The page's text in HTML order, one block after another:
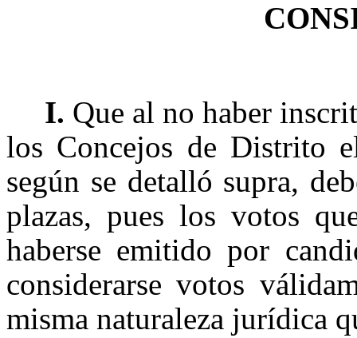
I. Que al no haber
los Concejos de Distrito
según se detalló supra,
plazas, pues los votos
haberse emitido por
considerarse votos
misma naturaleza jurídica